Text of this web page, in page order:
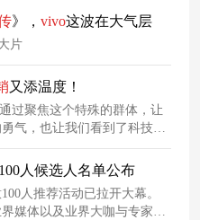
》， vivo这波在大气层
片
又添温度！
通过聚焦这个特殊的群体，让
气，也让我们看到了科技向
人候选人名单公布
人推荐活动已拉开大幕。
媒体以及业界大咖与专家，